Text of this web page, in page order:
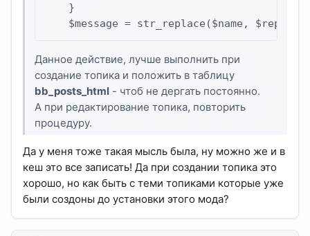
    }
$message = str_replace($name,
Данное действие, лучше выполнить при
создание топика и положить в таблицу
bb_posts_html - чтоб не дергать постоянно.
А при редактирование топика, повторить
процедуру.
Да у меня тоже такая мысль была, ну можно же и в
кеш это все записать! Да при создании топика это
хорошо, но как быть с теми топиками которые уже
были создоны до установки этого мода?